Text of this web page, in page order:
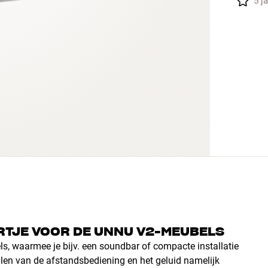
VOOR DE UNNU V2-MEUBELS
waarmee je bijv. een soundbar of compacte installatie
van de afstandsbediening en het geluid namelijk